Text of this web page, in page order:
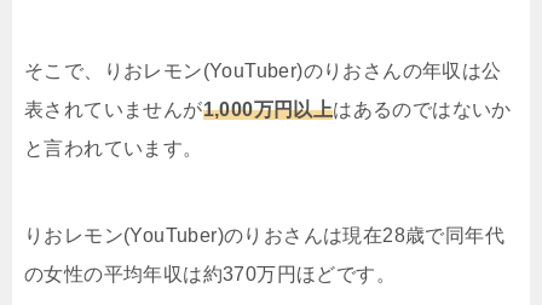
そこで、りおレモン(YouTuber)のりおさんの年収は公
表されていませんが1,000万円以上はあるのではないか
と言われています。
りおレモン(YouTuber)のりおさんは現在28歳で同年代
の女性の平均年収は約370万円ほどです。